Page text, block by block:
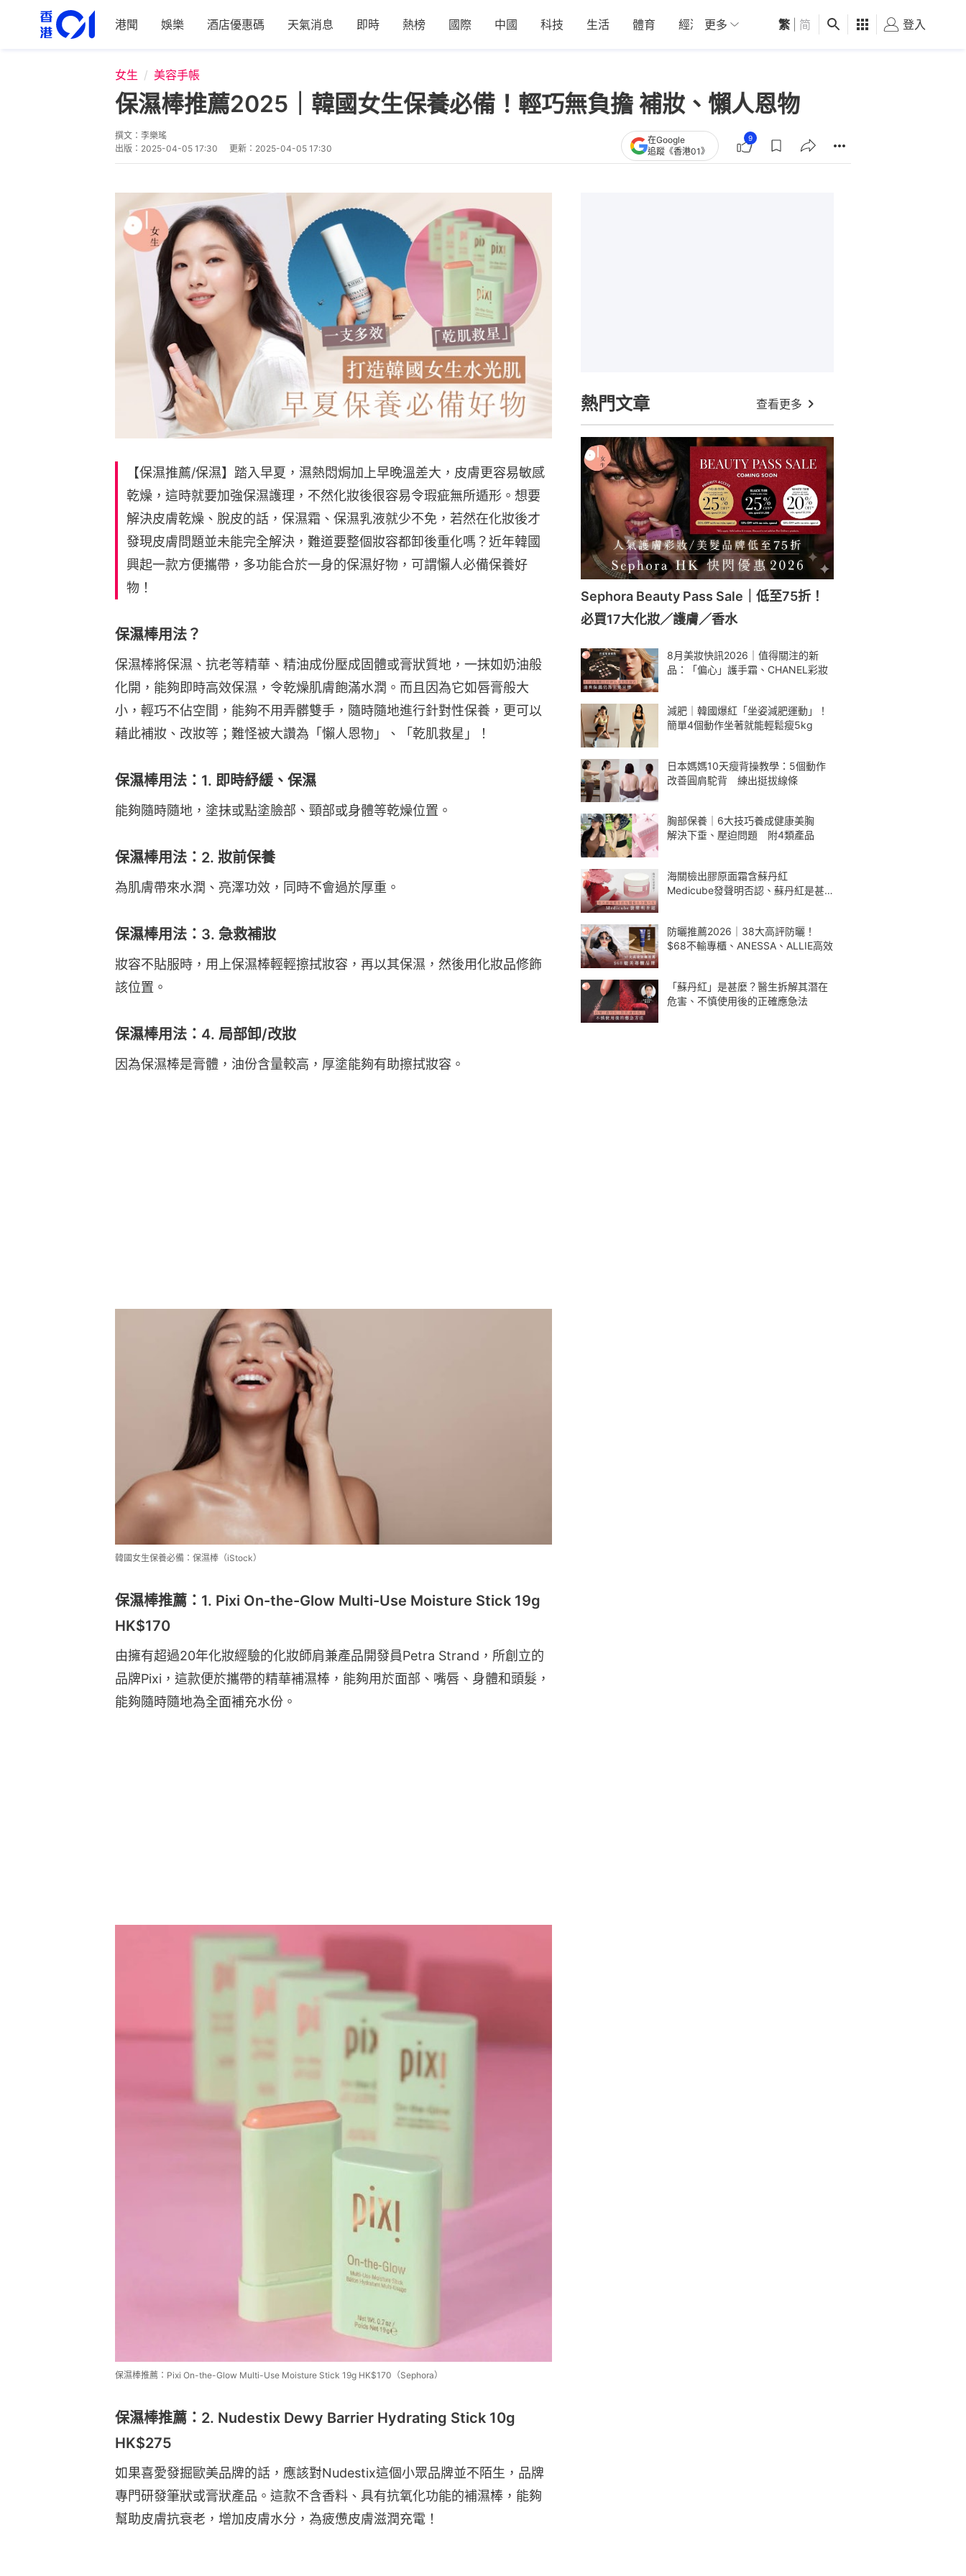
港聞 娛樂 酒店優惠碼 天氣消息 即時 熱榜 國際 中國 科技 生活 體育 經濟 01深圳 觀點 健康 好食玩飛
更多 繁 简 登入
女生 美容手帳
保濕棒推薦2025｜韓國女生保養必備！輕巧無負擔 補妝、懶人恩物
撰文： 李樂瑤
出版： 2025-04-05 17:30 更新： 2025-04-05 17:30
在Google
追蹤《香港01》
9
【保濕推薦/保濕】踏入早夏，濕熱悶焗加上早晚溫差大，皮膚更容易敏感
乾燥，這時就要加強保濕護理，不然化妝後很容易令瑕疵無所遁形。想要
解決皮膚乾燥、脫皮的話，保濕霜、保濕乳液就少不免，若然在化妝後才
發現皮膚問題並未能完全解決，難道要整個妝容都卸後重化嗎？近年韓國
興起一款方便攜帶，多功能合於一身的保濕好物，可謂懶人必備保養好
物！
保濕棒用法？
保濕棒將保濕、抗老等精華、精油成份壓成固體或膏狀質地，一抹如奶油般
化開，能夠即時高效保濕，令乾燥肌膚飽滿水潤。而且因為它如唇膏般大
小，輕巧不佔空間，能夠不用弄髒雙手，隨時隨地進行針對性保養，更可以
藉此補妝、改妝等；難怪被大讚為「懶人恩物」、「乾肌救星」！
保濕棒用法：1. 即時紓緩、保濕
能夠隨時隨地，塗抹或點塗臉部、頸部或身體等乾燥位置。
保濕棒用法：2. 妝前保養
為肌膚帶來水潤、亮澤功效，同時不會過於厚重。
保濕棒用法：3. 急救補妝
妝容不貼服時，用上保濕棒輕輕擦拭妝容，再以其保濕，然後用化妝品修飾
該位置。
保濕棒用法：4. 局部卸/改妝
因為保濕棒是膏體，油份含量較高，厚塗能夠有助擦拭妝容。
韓國女生保養必備：保濕棒（iStock）
保濕棒推薦：1. Pixi On-the-Glow Multi-Use Moisture Stick 19g
HK$170
由擁有超過20年化妝經驗的化妝師肩兼產品開發員Petra Strand，所創立的
品牌Pixi，這款便於攜帶的精華補濕棒，能夠用於面部、嘴唇、身體和頭髮，
能夠隨時隨地為全面補充水份。
保濕棒推薦：Pixi On-the-Glow Multi-Use Moisture Stick 19g HK$170（Sephora）
保濕棒推薦：2. Nudestix Dewy Barrier Hydrating Stick 10g
HK$275
如果喜愛發掘歐美品牌的話，應該對Nudestix這個小眾品牌並不陌生，品牌
專門研發筆狀或膏狀產品。這款不含香料、具有抗氧化功能的補濕棒，能夠
幫助皮膚抗衰老，增加皮膚水分，為疲憊皮膚滋潤充電！
熱門文章 查看更多
Sephora Beauty Pass Sale｜低至75折！
必買17大化妝／護膚／香水
8月美妝快訊2026｜值得關注的新
品：「偏心」護手霜、CHANEL彩妝
減肥｜韓國爆紅「坐姿減肥運動」！
簡單4個動作坐著就能輕鬆瘦5kg
日本媽媽10天瘦背操教學：5個動作
改善圓肩駝背 練出挺拔線條
胸部保養｜6大技巧養成健康美胸
解決下垂、壓迫問題 附4類產品
海關檢出膠原面霜含蘇丹紅
Medicube發聲明否認、蘇丹紅是甚
防曬推薦2026｜38大高評防曬！
$68不輸專櫃、ANESSA、ALLIE高效
「蘇丹紅」是甚麼？醫生拆解其潛在
危害、不慎使用後的正確應急法